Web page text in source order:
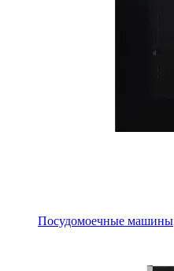
Посудомоечные машины